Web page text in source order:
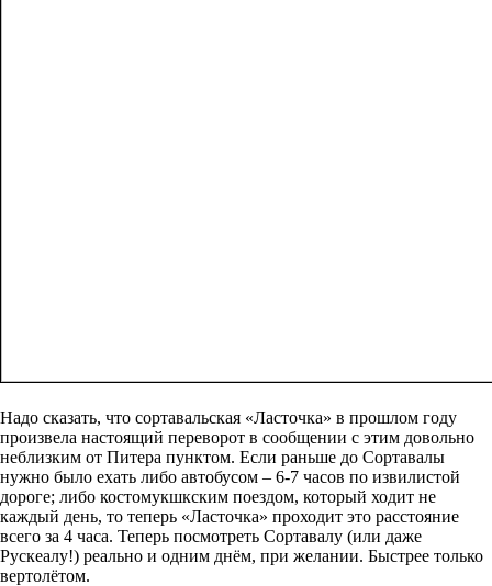
Надо сказать, что сортавальская «Ласточка» в прошлом году
произвела настоящий переворот в сообщении с этим довольно
неблизким от Питера пунктом. Если раньше до Сортавалы
нужно было ехать либо автобусом – 6-7 часов по извилистой
дороге; либо костомукшкским поездом, который ходит не
каждый день, то теперь «Ласточка» проходит это расстояние
всего за 4 часа. Теперь посмотреть Сортавалу (или даже
Рускеалу!) реально и одним днём, при желании. Быстрее только
вертолётом.